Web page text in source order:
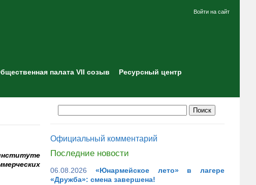
Войти на сайт
палата VII созыв
Ресурсный центр
Официальный комментарий
Последние новости
06.08.2026
«Юнармейское лето» в лагере
«Дружба»: смена завершена!